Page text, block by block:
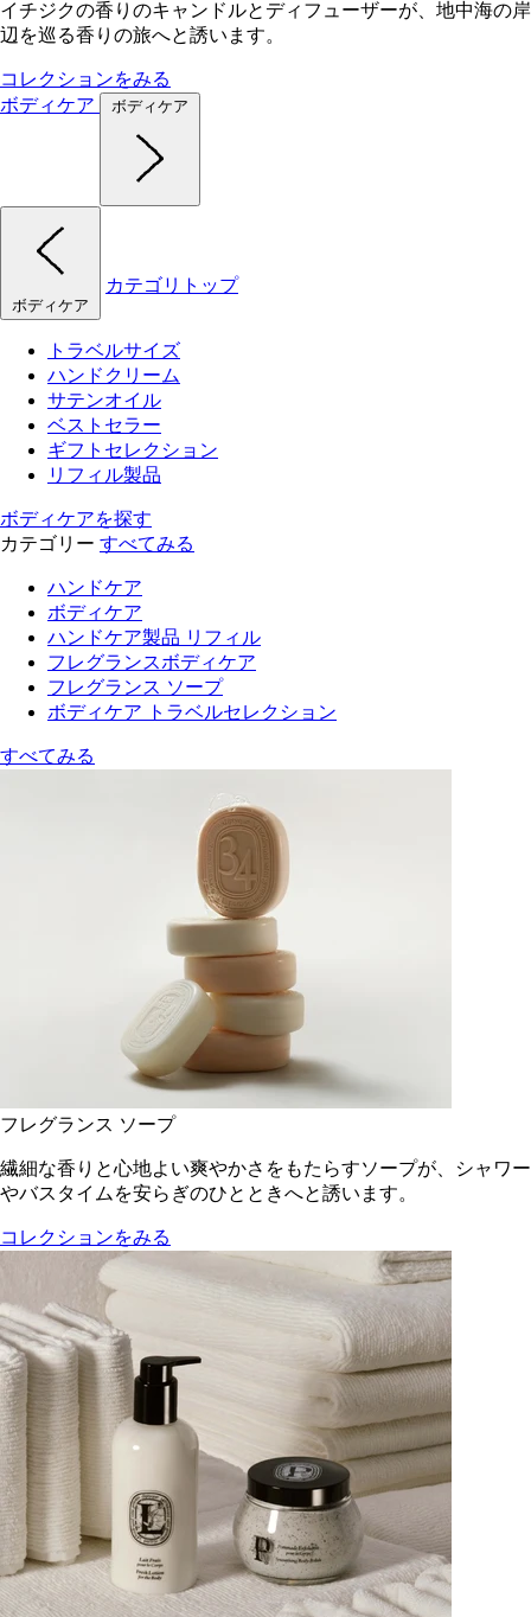
イチジクの香りのキャンドルとディフューザーが、地中海の岸
辺を巡る香りの旅へと誘います。
コレクションをみる
ボディケア
ボディケア
ボディケア
カテゴリトップ
トラベルサイズ
ハンドクリーム
サテンオイル
ベストセラー
ギフトセレクション
リフィル製品
ボディケアを探す
カテゴリー すべてみる
ハンドケア
ボディケア
ハンドケア製品 リフィル
フレグランスボディケア
フレグランス ソープ
ボディケア トラベルセレクション
すべてみる
フレグランス ソープ
繊細な香りと心地よい爽やかさをもたらすソープが、シャワー
やバスタイムを安らぎのひとときへと誘います。
コレクションをみる